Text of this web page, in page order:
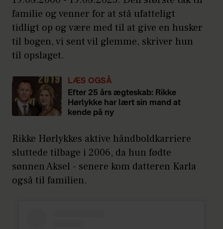
familie og venner for at stå ufatteligt
tidligt op og være med til at give en husker
til bogen, vi sent vil glemme, skriver hun
til opslaget.
LÆS OGSÅ
Efter 25 års ægteskab: Rikke
Hørlykke har lært sin mand at
kende på ny
Rikke Hørlykkes aktive håndboldkarriere
sluttede tilbage i 2006, da hun fødte
sønnen Aksel - senere kom datteren Karla
også til familien.